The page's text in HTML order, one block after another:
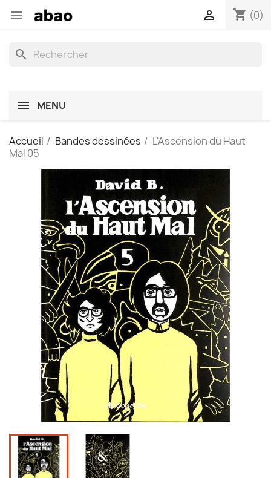
 shopping_cart (0)

search
MENU
Accueil Bandes dessinées
L'Ascension du Haut
Mal 05